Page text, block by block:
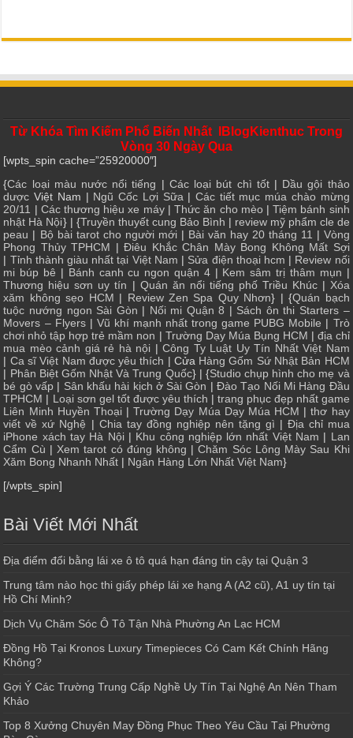
Từ Khóa Tìm Kiếm Phổ Biến Nhất IBlogKienthuc Trong
Vòng 30 Ngày Qua
[wpts_spin cache=”25920000″]
{Các loại màu nước nổi tiếng | Các loại bút chì tốt| Dầu gội thảo
dược Việt Nam | Ngũ Cốc Lợi Sữa | Các tiết mục múa chào mừng
20/11 | Các thương hiệu xe máy|Thức ăn cho mèo|Tiệm bánh sinh
nhật Hà Nội} | {Truyền thuyết cung Bảo Bình | review mỹ phẩm cle de
peau | Bộ bài tarot cho người mới| Bài văn hay 20 tháng 11 | Vòng
Phong Thủy TPHCM |Điêu Khắc Chân Mày Bong Không Mất Sợi
| Tỉnh thành giàu nhất tại Việt Nam | Sửa điện thoại hcm | Review nối
mi búp bê | Bánh canh cu ngon quận 4| Kem sâm trị thâm mụn |
Thương hiệu sơn uy tín | Quán ăn nổi tiếng phố Triều Khúc| Xóa
xăm không sẹo HCM | Review Zen Spa Quy Nhơn} | {Quán bạch
tuộc nướng ngon Sài Gòn | Nối mi Quận 8 | Sách ôn thi Starters –
Movers – Flyers| Vũ khí mạnh nhất trong game PUBG Mobile | Trò
chơi nhỏ tập hợp trẻ mầm non | Trường Dạy Múa Bụng HCM | địa chỉ
mua mèo cảnh giá rẻ hà nội |Công Ty Luật Uy Tín Nhất Việt Nam
| Ca sĩ Việt Nam được yêu thích | Cửa Hàng Gốm Sứ Nhật Bản HCM
| Phân Biệt Gốm Nhật Và Trung Quốc} | {Studio chụp hình cho mẹ và
bé gò vấp | Sân khấu hài kịch ở Sài Gòn |Đào Tạo Nối Mi Hàng Đầu
TPHCM | Loại sơn gel tốt được yêu thích | trang phục đẹp nhất game
Liên Minh Huyền Thoại|Trường Dạy Múa Dạy Múa HCM |thơ hay
viết về xứ Nghệ | Chia tay đồng nghiệp nên tặng gì | Địa chỉ mua
iPhone xách tay Hà Nội| Khu công nghiệp lớn nhất Việt Nam | Lan
Cẩm Cù | Xem tarot có đúng không |Chăm Sóc Lông Mày Sau Khi
Xăm Bong Nhanh Nhất | Ngân Hàng Lớn Nhất Việt Nam}
[/wpts_spin]
Bài Viết Mới Nhất
Địa điểm đổi bằng lái xe ô tô quá hạn đáng tin cậy tại Quận 3
Trung tâm nào học thi giấy phép lái xe hạng A (A2 cũ), A1 uy tín tại
Hồ Chí Minh?
Dịch Vụ Chăm Sóc Ô Tô Tận Nhà Phường An Lạc HCM
Đồng Hồ Tại Kronos Luxury Timepieces Có Cam Kết Chính Hãng
Không?
Gợi Ý Các Trường Trung Cấp Nghề Uy Tín Tại Nghệ An Nên Tham
Khảo
Top 8 Xưởng Chuyên May Đồng Phục Theo Yêu Cầu Tại Phường